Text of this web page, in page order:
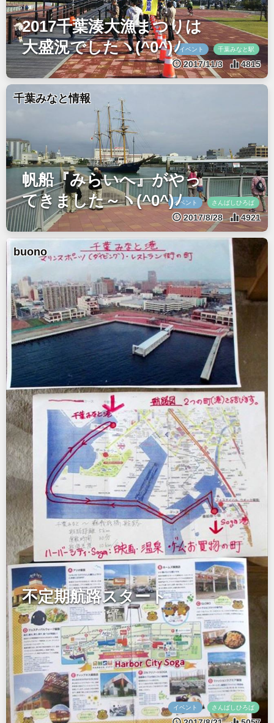
2017千葉湊大漁まつりは
大盛況でしたヽ(^0^)ﾉイベント 千葉みなと駅
2017/11/3 4815
千葉みなと情報
帆船『みらいへ』がやっ
てきました～ヽ(^0^)ﾉイベント さんばしひろば
2017/8/28 4921
buono
不定期航路スタート
イベント さんばしひろば